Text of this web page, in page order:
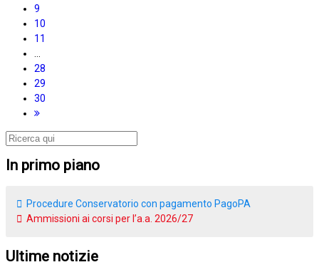
9
10
11
28
29
30
In primo piano
Procedure Conservatorio con pagamento PagoPA
Ammissioni ai corsi per l’a.a. 2026/27
Ultime notizie